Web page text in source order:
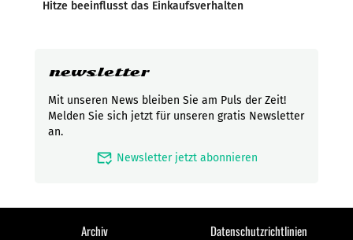
Hitze beeinflusst das Einkaufsverhalten
newsletter
Mit unseren News bleiben Sie am Puls der Zeit!
Melden Sie sich jetzt für unseren gratis Newsletter
an.
mark_email_read Newsletter jetzt abonnieren
Archiv Datenschutzrichtlinien